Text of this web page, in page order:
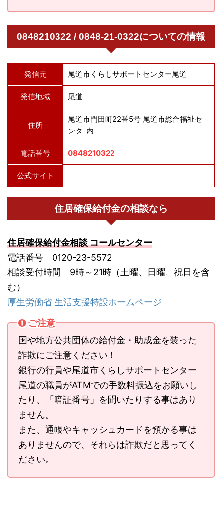
0848210322 / 0848-21-0322についての情報
発信元 尾道市くらしサポートセンター尾道
発信地域 尾道
住所
尾道市門田町22番5号 尾道市総合福祉セ
ンタ-内
電話番号 0848210322
公式サイト
住居確保給付金の相談なら
住居確保給付金相談 コールセンター
電話番号 0120-23-5572
相談受付時間 9時～21時（土曜、日曜、祝日を含
む）
厚生労働省 生活支援特設ホームページ
ご注意
国や地方公共団体の給付金・助成金を装った
詐欺にご注意ください！
銀行の行員や尾道市くらしサポートセンター
尾道の職員がATMでの手数料振込をお願いし
たり、「暗証番号」を聞いたりする事はあり
ません。
また、通帳やキャッシュカードを預かる事は
ありませんので、それらは詐欺だと思ってく
ださい。